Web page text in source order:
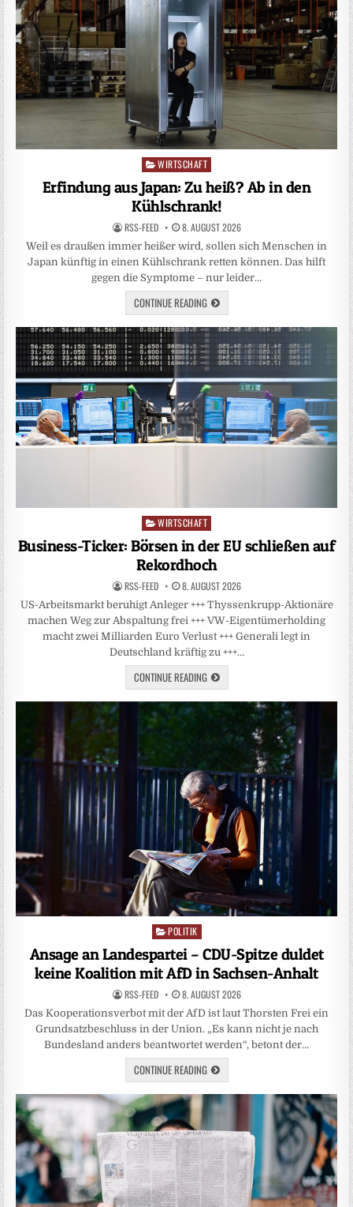
Posted
in
WIRTSCHAFT
Erfindung aus Japan: Zu heiß? Ab in den
Kühlschrank!
RSS-FEED 8. AUGUST 2026
Weil es draußen immer heißer wird, sollen sich Menschen in
Japan künftig in einen Kühlschrank retten können. Das hilft
gegen die Symptome – nur leider…
CONTINUE READING
Posted
in
WIRTSCHAFT
Business-Ticker: Börsen in der EU schließen auf
Rekordhoch
RSS-FEED 8. AUGUST 2026
US-Arbeitsmarkt beruhigt Anleger +++ Thyssenkrupp-Aktionäre
machen Weg zur Abspaltung frei +++ VW-Eigentümerholding
macht zwei Milliarden Euro Verlust +++ Generali legt in
Deutschland kräftig zu +++…
CONTINUE READING
Posted
POLITIK
Ansage an Landespartei – CDU-Spitze duldet
keine Koalition mit AfD in Sachsen-Anhalt
RSS-FEED 8. AUGUST 2026
Das Kooperationsverbot mit der AfD ist laut Thorsten Frei ein
Grundsatzbeschluss in der Union. „Es kann nicht je nach
Bundesland anders beantwortet werden“, betont der…
CONTINUE READING